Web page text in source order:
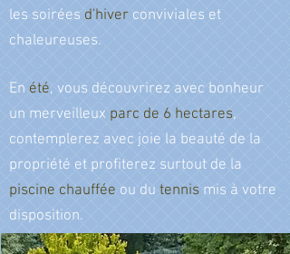
les soirées d'hiver conviviales et
chaleureuses.
En été, vous découvrirez avec bonheur
un merveilleux parc de 6 hectares,
contemplerez avec joie la beauté de la
propriété et profiterez surtout de la
piscine chauffée ou du tennis mis à votre
disposition.